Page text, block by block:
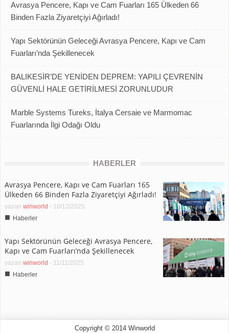
Avrasya Pencere, Kapı ve Cam Fuarları 165 Ülkeden 66
Binden Fazla Ziyaretçiyi Ağırladı!
Yapı Sektörünün Geleceği Avrasya Pencere, Kapı ve Cam
Fuarları’nda Şekillenecek
BALIKESİR’DE YENİDEN DEPREM: YAPILI ÇEVRENİN
GÜVENLİ HALE GETİRİLMESİ ZORUNLUDUR
Marble Systems Tureks, İtalya Cersaie ve Marmomac
Fuarlarında İlgi Odağı Oldu
HABERLER
Avrasya Pencere, Kapı ve Cam Fuarları 165
Ülkeden 66 Binden Fazla Ziyaretçiyi Ağırladı!
yazan winworld - 10/12/2025
■ Haberler
Yapı Sektörünün Geleceği Avrasya Pencere,
Kapı ve Cam Fuarları’nda Şekillenecek
yazan winworld - 11/11/2025
■ Haberler
Copyright © 2014 Winworld